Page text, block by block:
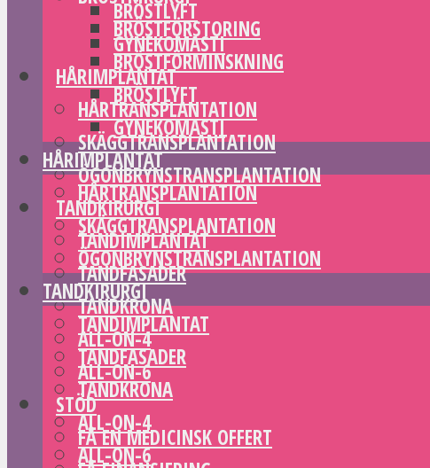
BRÖSTLYFT
GYNEKOMASTI
HÅRIMPLANTAT
HÅRTRANSPLANTATION
SKÄGGTRANSPLANTATION
ÖGONBRYNSTRANSPLANTATION
TANDKIRURGI
TANDIMPLANTAT
TANDFASADER
TANDKRONA
ALL-ON-4
ALL-ON-6
STÖD
FÅ EN MEDICINSK OFFERT
BRÖSTFÖRSTORING
BRÖSTFÖRMINSKNING
BRÖSTLYFT
GYNEKOMASTI
HÅRIMPLANTAT
HÅRTRANSPLANTATION
SKÄGGTRANSPLANTATION
ÖGONBRYNSTRANSPLANTATION
TANDKIRURGI
TANDIMPLANTAT
TANDFASADER
TANDKRONA
ALL-ON-4
ALL-ON-6